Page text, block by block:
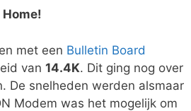
met een Bulletin Board
van 14.4K. Dit ging nog over
De snelheden werden alsmaar
Modem was het mogelijk om